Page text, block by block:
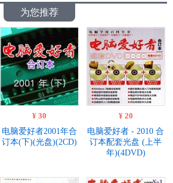
为您推荐
¥ 30
电脑爱好者2001年合
订本(下)(光盘)(2CD)
¥ 20
电脑爱好者 - 2010 合
订本配套光盘 (上半
年)(4DVD)